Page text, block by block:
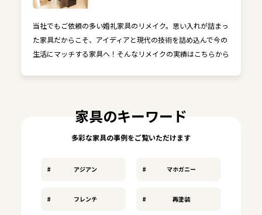
当社でもご依頼の多い婚礼家具のリメイク。思い入れが詰まっ
た家具だからこそ、アイディアと現代の技術を詰め込んで今の
生活にマッチする家具へ！そんなリメイクの実績はこちらから
家具のキーワード
多彩な家具の事例をご覧いただけます
アジアン マホガニー
フレンチ 再塗装